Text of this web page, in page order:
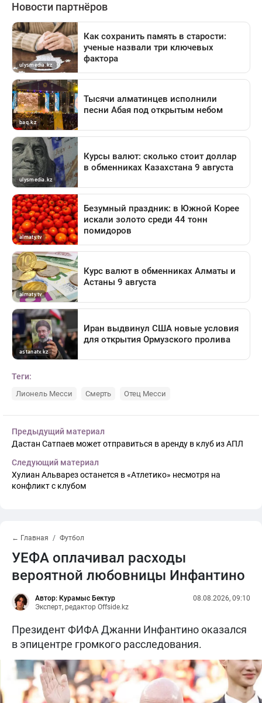
Теги:
Лионель Месси Смерть Отец Месси
Предыдущий материал
Дастан Сатпаев может отправиться в аренду в клуб из АПЛ
Следующий материал
Хулиан Альварез останется в «Атлетико» несмотря на
конфликт с клубом
← Главная Футбол
УЕФА оплачивал расходы
вероятной любовницы Инфантино
Автор: Курамыс Бектур
Эксперт, редактор Offside.kz
08.08.2026, 09:10
Президент ФИФА Джанни Инфантино оказался
в эпицентре громкого расследования.